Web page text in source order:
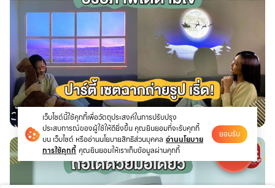
เว็บไซต์นี้ใช้คุกกี้เพื่อวัตถุประสงค์ในการปรับปรุง
ประสบการณ์ของผู้ใช้ให้ดียิ่งขึ้น คุณยินยอมที่จะรับคุกกี้
บน เว็บไซต์ หรืออ่านนโยบายสิทธิส่วนบุคคล อ่านนโยบาย
การใช้คุกกี้ คุณยินยอมให้เราเก็บข้อมูลผ่านคุกกี้
ยอมรับ